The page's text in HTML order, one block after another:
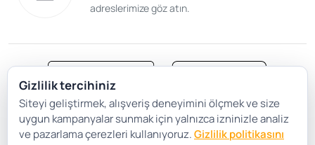
adreslerimize göz atın.
Satış Sözleşmesi
Gizlilik ve Güvenlik
Gizlilik Politikası
Çerez Tercihleri
Gizlilik tercihiniz
Siteyi geliştirmek, alışveriş deneyimini ölçmek ve size
uygun kampanyalar sunmak için yalnızca izninizle analiz
ve pazarlama çerezleri kullanıyoruz.Gizlilik politikasını